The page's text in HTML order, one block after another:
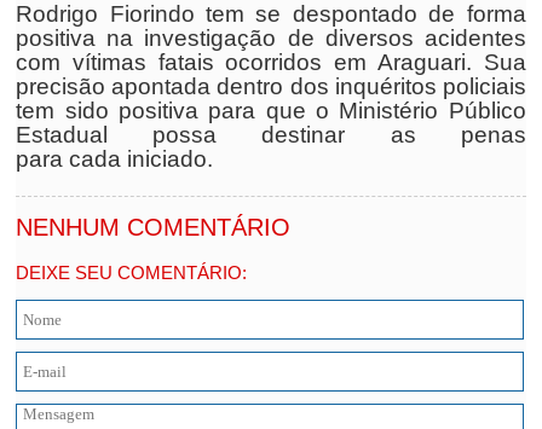
Rodrigo Fiorindo tem se despontado de forma
positiva na investigação de diversos acidentes
com vítimas fatais ocorridos em Araguari. Sua
precisão apontada dentro dos inquéritos policiais
tem sido positiva para que o Ministério Público
Estadual possa destinar as penas
para cada iniciado.
NENHUM COMENTÁRIO
DEIXE SEU COMENTÁRIO: